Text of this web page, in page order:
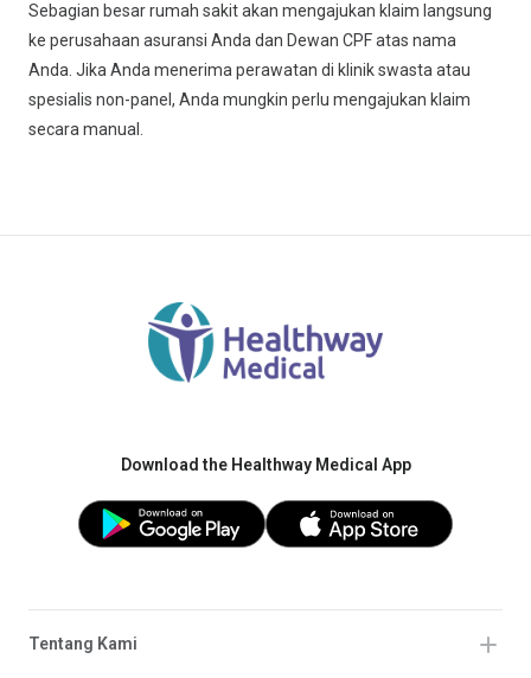
Sebagian besar rumah sakit akan mengajukan klaim langsung
ke perusahaan asuransi Anda dan Dewan CPF atas nama
Anda. Jika Anda menerima perawatan di klinik swasta atau
spesialis non-panel, Anda mungkin perlu mengajukan klaim
secara manual.
Download the Healthway Medical App
Tentang Kami